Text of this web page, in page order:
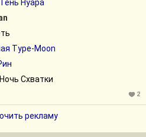
Нуара
Type-Moon
Схватки
2
рекламу